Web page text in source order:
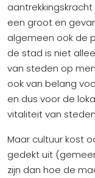
een groot en
algemeen ook de
de stad is niet
van steden op
ook van belang
en dus voor de
vitaliteit van
Maar cultuur kost
gedekt uit
zijn dan hoe de